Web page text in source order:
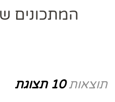
המתכונים
תוצאות10 תצוגת